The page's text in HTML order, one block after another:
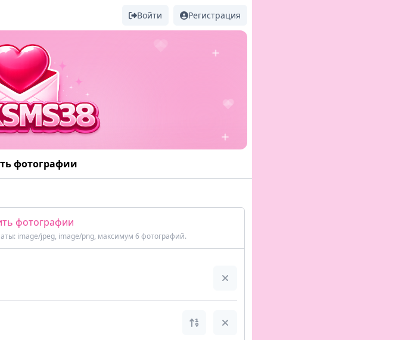
Войти Регистрация
фотографии
фотографии
image/jpeg, image/png, максимум 6 фотографий.